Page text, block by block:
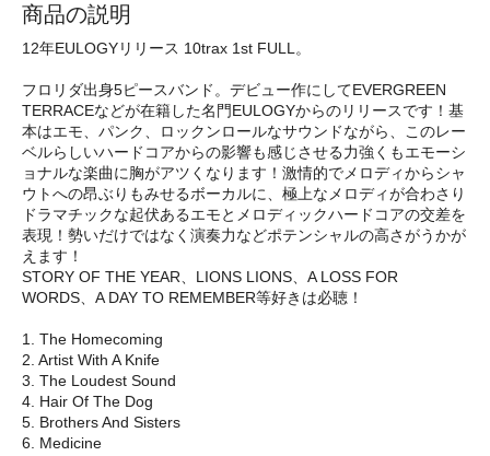
商品の説明
12年EULOGYリリース 10trax 1st FULL。
フロリダ出身5ピースバンド。デビュー作にしてEVERGREEN
TERRACEなどが在籍した名門EULOGYからのリリースです！基
本はエモ、パンク、ロックンロールなサウンドながら、このレー
ベルらしいハードコアからの影響も感じさせる力強くもエモーシ
ョナルな楽曲に胸がアツくなります！激情的でメロディからシャ
ウトへの昂ぶりもみせるボーカルに、極上なメロディが合わさり
ドラマチックな起伏あるエモとメロディックハードコアの交差を
表現！勢いだけではなく演奏力などポテンシャルの高さがうかが
えます！
STORY OF THE YEAR、LIONS LIONS、A LOSS FOR
WORDS、A DAY TO REMEMBER等好きは必聴！
1. The Homecoming
2. Artist With A Knife
3. The Loudest Sound
4. Hair Of The Dog
5. Brothers And Sisters
6. Medicine